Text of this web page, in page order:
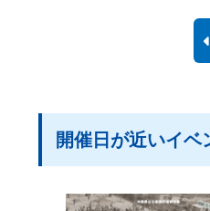
開催日が近いイベ